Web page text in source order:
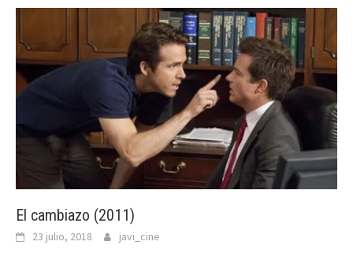
El cambiazo (2011)
23 julio, 2018 javi_cine